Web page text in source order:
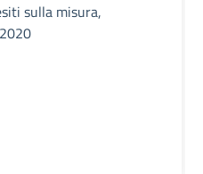
sulla misura,